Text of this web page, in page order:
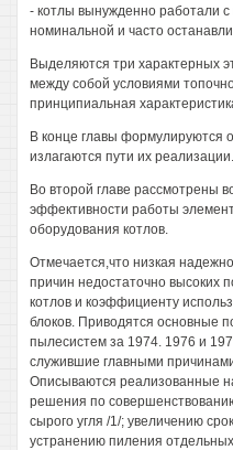
- котлы вынужденно работали
номинальной и часто
Выделяются три характерных
между собой условиями
принципиальная
В конце главы формулируются
излагаются пути их реализации.
Во второй главе рассмотрены
эффективности работы
оборудования котлов.
Отмечается,что низкая
причин недостаточно высоких
котлов и коэффициенту
блоков. Приводятся основные
пылесистем за 1974. 1976 и
служившие главными
Описываются реализованные
решения по
сырого угля /1/; увеличению
устранению пиления